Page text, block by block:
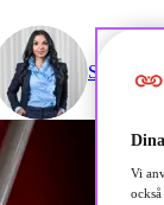
Shoka
Vi